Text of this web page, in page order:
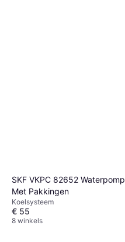
SKF VKPC 82652 Waterpomp
Met Pakkingen
Koelsysteem
€ 55
8 winkels